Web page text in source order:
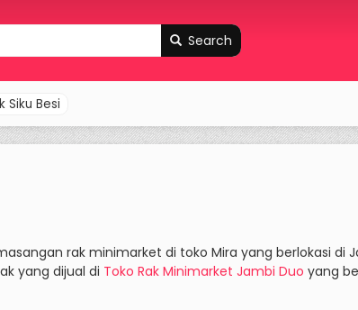
Search
Siku Besi
rak minimarket di toko Mira yang berlokasi di
yang dijual di Toko Rak Minimarket Jambi Duo yang